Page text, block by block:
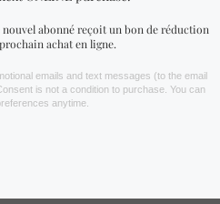
un environnement de
très utiles pour stimuler les
de voyance